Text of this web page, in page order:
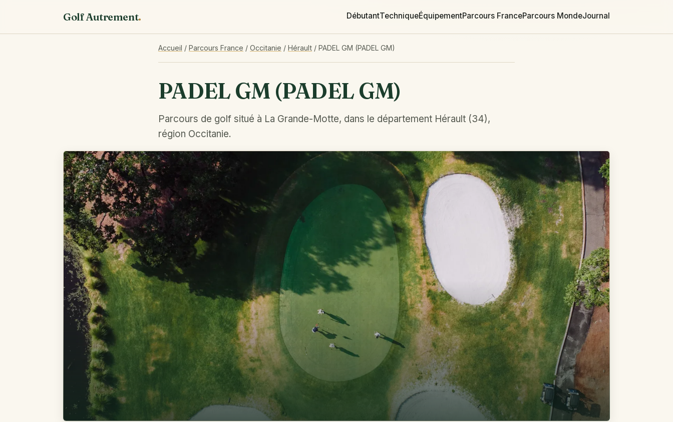
Golf Autrement. DébutantTechniqueÉquipementParcours FranceParcours MondeJournal
Accueil / Parcours France / Occitanie / Hérault / PADEL GM (PADEL GM)
PADEL GM (PADEL GM)
Parcours de golf situé à La Grande-Motte, dans le département Hérault (34),
région Occitanie.